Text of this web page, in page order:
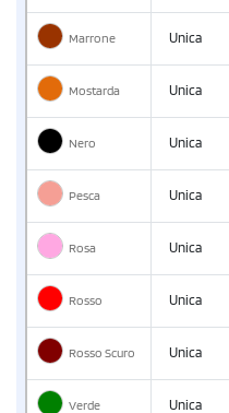
Marrone Unica
Mostarda Unica
Nero Unica
Pesca Unica
Rosa Unica
Rosso Unica
Rosso Scuro Unica
Verde Unica